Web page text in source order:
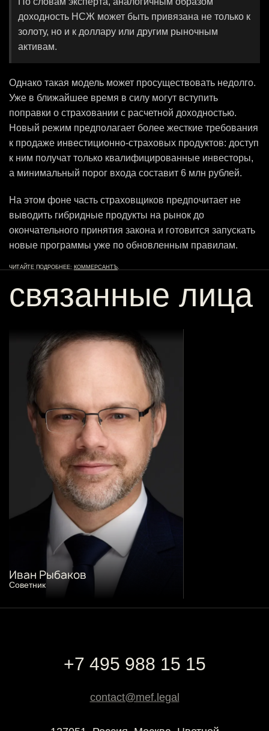
доходность НСЖ может быть привязана не только к
золоту, но и к доллару или другим рыночным
активам.
Однако такая модель может просуществовать недолго.
Уже в ближайшее время в силу могут вступить
поправки о страховании с расчетной доходностью.
Новый режим предполагает более жесткие требования
к продаже инвестиционно-страховых продуктов: доступ
к ним получат только квалифицированные инвесторы,
а минимальный порог входа составит 6 млн рублей.
На этом фоне часть страховщиков предпочитает не
выводить гибридные продукты на рынок до
окончательного принятия закона и готовится запускать
новые программы уже по обновленным правилам.
ЧИТАЙТЕ ПОДРОБНЕЕ: КОММЕРСАНТЪ
связанные лица
Иван Рыбаков
Советник
+7 495 988 15 15
contact@mef.legal